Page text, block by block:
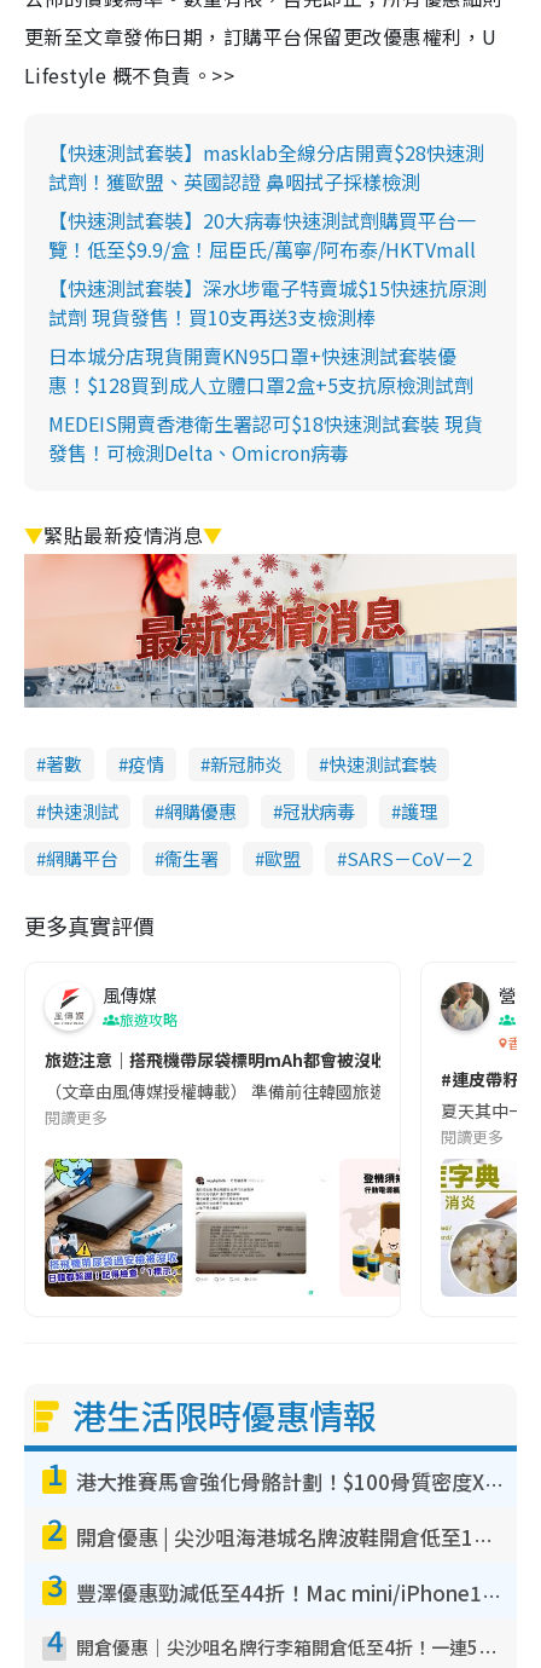
更新至文章發佈日期，訂購平台保留更改優惠權利，U
Lifestyle 概不負責。>>
【快速測試套裝】masklab全線分店開賣$28快速測
試劑！獲歐盟、英國認證 鼻咽拭子採樣檢測
【快速測試套裝】20大病毒快速測試劑購買平台一
覽！低至$9.9/盒！屈臣氏/萬寧/阿布泰/HKTVmall
【快速測試套裝】深水埗電子特賣城$15快速抗原測
試劑 現貨發售！買10支再送3支檢測棒
日本城分店現貨開賣KN95口罩+快速測試套裝優
惠！$128買到成人立體口罩2盒+5支抗原檢測試劑
MEDEIS開賣香港衛生署認可$18快速測試套裝 現貨
發售！可檢測Delta、Omicron病毒
▼緊貼最新疫情消息▼
著數 疫情 新冠肺炎
快速測試套裝
快速測試
網購優惠 冠狀病毒
護理
網購平台
衞生署 歐盟 SARS－CoV－2
更多真實評價
風傳媒
旅遊攻略
旅遊注意｜搭飛機帶尿袋標明mAh都會被沒收😱出發前切記檢查
（文章由風傳媒授權轉載） 準備前往韓國旅遊的民眾，近期要
閱讀更多
營養
香港
#連皮帶籽
夏天其中一
閱讀更多
港生活限時優惠情報
1 港大推賽馬會強化骨骼計劃！$100骨質密度X光檢查 完成免費運動訓練送超市禮券！附參加資格
2 開倉優惠 | 尖沙咀海港城名牌波鞋開倉低至1折！On鞋$899起／Joy&Peace鞋履$98起
3 豐澤優惠勁減低至44折！Mac mini/iPhone17Pro大減價！廚房家電$220起
4 開倉優惠｜尖沙咀名牌行李箱開倉低至4折！一連5日 American Tourister/ace./Hallmark $200起！